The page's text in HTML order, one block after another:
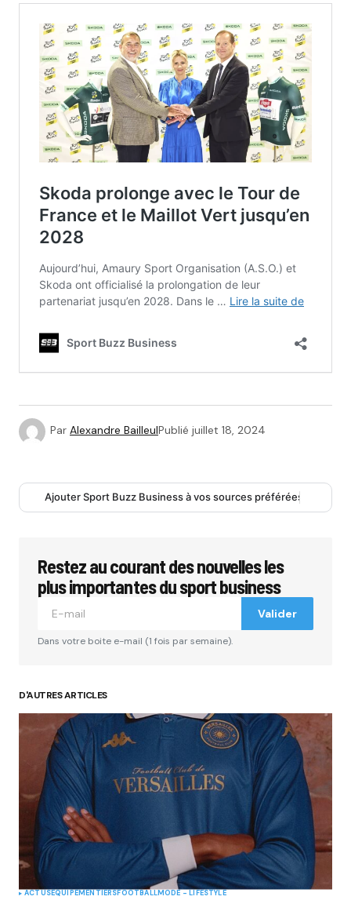
Par Alexandre BailleulPublié juillet 18, 2024
Ajouter Sport Buzz Business à vos sources préférées
Restez au courant des nouvelles les
plus importantes du sport business
Valider
Dans votre boite e-mail (1 fois par semaine).
D'AUTRES ARTICLES
ACTUSEQUIPEMENTIERSFOOTBALLMODE - LIFESTYLE